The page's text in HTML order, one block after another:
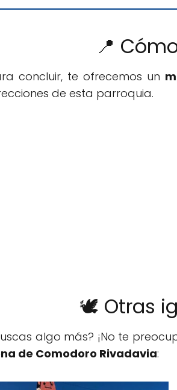
📍
concluir, te ofrecemos un
de esta parroquia.
🕊️ Otras
algo más? ¡No te
de Comodoro Rivadavia: